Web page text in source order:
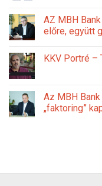
AZ MBH
előre, együtt
KKV Portré –
Az MBH
„faktoring”